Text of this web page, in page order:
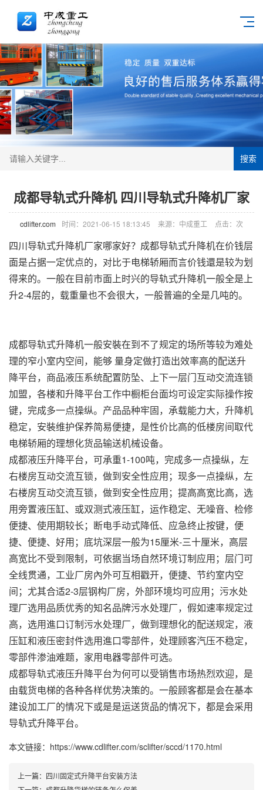
搜索
成都导轨式升降机 四川导轨式升降机厂家
cdlifter.com 时间：2021-06-15 18:13:45 来源：中成重工 点击： 次
四川导轨式升降机厂家哪家好？ 成都导轨式升降机在价钱层
面是占据一定优点的，对比于电梯轿厢而言价钱還是较为划
得来的。一般在目前市面上时兴的导轨式升降机一般全是上
升2-4层的，载重量也不会很大，一般普遍的全是几吨的。
成都导轨式升降机一般安裝在到不了规定的场所等较为难处
理的窄小室内空间，能够 量身定做打造出效率高的配送升
降平台，商品液压系统配置防坠、上下一层门互动交流连锁
加盟，各楼和升降平台工作中橱柜台面均可设定实际操作按
键，完成多一点操纵。产品品种牢固，承载能力大，升降机
稳定，安裝维护保养简易便捷，是性价比高的低楼房间取代
电梯轿厢的理想化货品输送机械设备。
成都液压升降平台，可承重1-100吨，完成多一点操纵，左
右楼房互动交流互锁，做到安全性应用；现多一点操纵，左
右楼房互动交流互锁，做到安全性应用；提高高宽比高，选
用旁置液压缸、或双测式液压缸，运作稳定、无噪音、检修
便捷、使用期较长；断电手动式降低、应急终止按键，便
捷、便捷、好用；底坑深层一般为15厘米-三十厘米，高层
高宽比不受到限制，可依据当场自然环境订制应用；层门可
全线贯通，工业厂房內外可互相戳开，便捷、节约室内空
间；尤其合适2-3层钢构厂房，外部环境均可应用；污水处
理厂选用品质优秀的知名品牌污水处理厂，假如速率规定过
高，选用進口订制污水处理厂，做到理想化的配送规定，液
压缸和液压密封件选用進口零部件，处理顾客汽压不稳定，
零部件渗油难题，家用电器零部件可选。
成都导轨式液压升降平台为何可以受销售市场热烈欢迎，是
由载货电梯的各种各样优势决策的。一般顾客都是会在基本
建设加工厂的情况下或是是运送货品的情况下，都是会采用
导轨式升降平台。
本文链接：https://www.cdlifter.com/sclifter/sccd/1170.html
上一篇： 四川固定式升降平台安装方法